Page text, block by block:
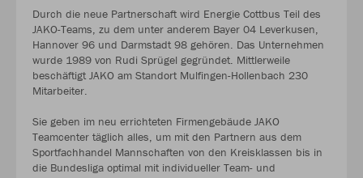
Durch die neue Partnerschaft wird Energie Cottbus Teil des
JAKO-Teams, zu dem unter anderem Bayer 04 Leverkusen,
Hannover 96 und Darmstadt 98 gehören. Das Unternehmen
wurde 1989 von Rudi Sprügel gegründet. Mittlerweile
beschäftigt JAKO am Standort Mulfingen-Hollenbach 230
Mitarbeiter.
Sie geben im neu errichteten Firmengebäude JAKO
Teamcenter täglich alles, um mit den Partnern aus dem
Sportfachhandel Mannschaften von den Kreisklassen bis in
die Bundesliga optimal mit individueller Team- und